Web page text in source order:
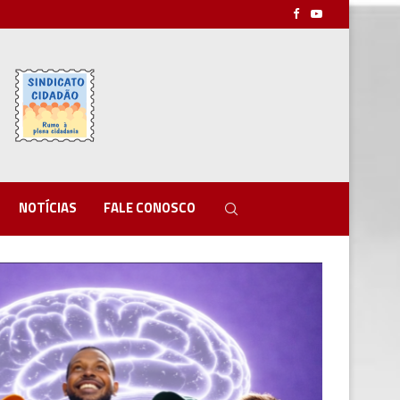
NOTÍCIAS FALE CONOSCO